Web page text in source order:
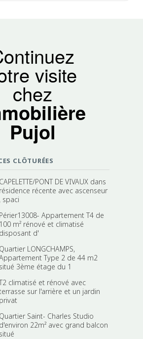
visite
chez
Pujol
CLÔTURÉES
CAPELETTE/PONT DE VIVAUX dans
résidence récente avec ascenseur
, spaci
Périer13008- Appartement T4 de
100 m² rénové et climatisé
disposant d'
Quartier LONGCHAMPS,
Type 2 de 44 m2
situé 3ème étage du 1
climatisé et rénové avec
sur l'arrière et un jardin
privat
Quartier Saint- Charles Studio
d'environ 22m² avec grand balcon
situé